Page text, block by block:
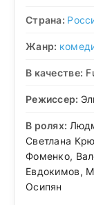
Страна:
Жанр:
В качестве:
Режиссер:
В ролях:
Светлана
Фоменко,
Евдокимов,
Осипян